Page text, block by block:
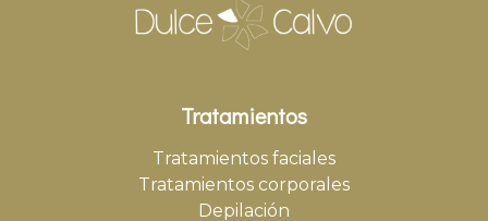
Tratamientos
Tratamientos faciales
Tratamientos corporales
Depilación